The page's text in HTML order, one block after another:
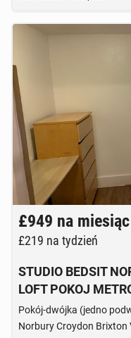
£949 na miesiąc
£219 na tydzień
STUDIO BEDSIT
LOFT POKOJ
Pokój-dwójka (jedno
Norbury Croydon Brixton